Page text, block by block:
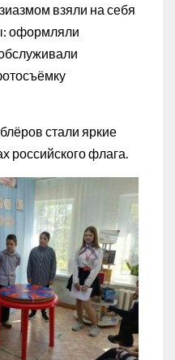
взяли на себя
оформляли
стали яркие
российского флага.